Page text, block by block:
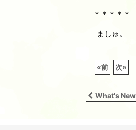
＊＊＊＊＊
ましゅ。
«前 次»
What's New